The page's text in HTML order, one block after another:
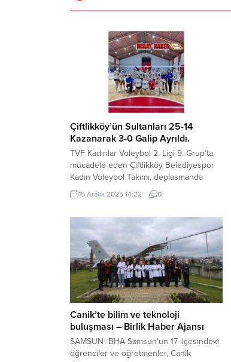
Çiftlikköy’ün Sultanları 25-14
Kazanarak 3-0 Galip Ayrıldı.
TVF Kadınlar Voleybol 2. Ligi 9. Grup’ta
mücadele eden Çiftlikköy Belediyespor
Kadın Voleybol Takımı, deplasmanda
karşılaştığı Bursa Magic Generations
Spor’u 3-0 mağlup ederek önemli bir
Salonu’nda oynanan karşılaşmaya Eylül,
Gülnaz, Aslı, Zehra Çilingir, Zehra
Özdoğan ve libero Tuğba Taş altılısıyla
başlayan Çiftlikköy temsilcisi, ilk...
15 Aralık 2025 14:22 0
Canik’te bilim ve teknoloji
buluşması – Birlik Haber Ajansı
SAMSUN–BHA Samsun’un 17 ilçesindeki
öğrenciler ve öğretmenler, Canik